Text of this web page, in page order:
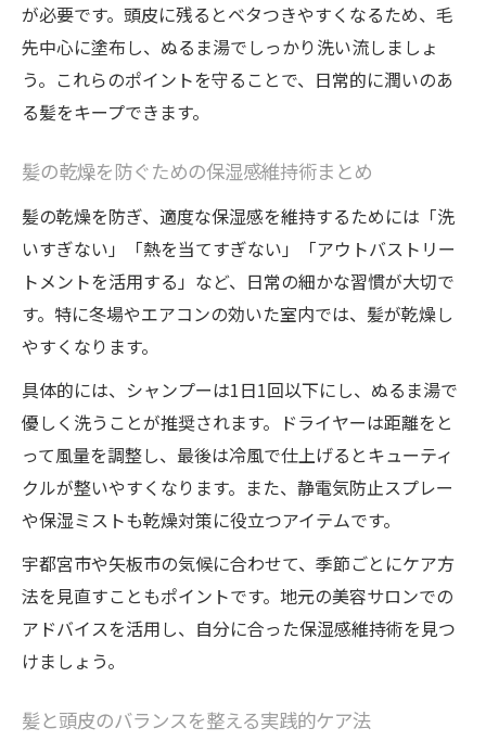
が必要です。頭皮に残るとベタつきやすくなるため、毛
先中心に塗布し、ぬるま湯でしっかり洗い流しましょ
う。これらのポイントを守ることで、日常的に潤いのあ
る髪をキープできます。
髪の乾燥を防ぐための保湿感維持術まとめ
髪の乾燥を防ぎ、適度な保湿感を維持するためには「洗
いすぎない」「熱を当てすぎない」「アウトバストリー
トメントを活用する」など、日常の細かな習慣が大切で
す。特に冬場やエアコンの効いた室内では、髪が乾燥し
やすくなります。
具体的には、シャンプーは1日1回以下にし、ぬるま湯で
優しく洗うことが推奨されます。ドライヤーは距離をと
って風量を調整し、最後は冷風で仕上げるとキューティ
クルが整いやすくなります。また、静電気防止スプレー
や保湿ミストも乾燥対策に役立つアイテムです。
宇都宮市や矢板市の気候に合わせて、季節ごとにケア方
法を見直すこともポイントです。地元の美容サロンでの
アドバイスを活用し、自分に合った保湿感維持術を見つ
けましょう。
髪と頭皮のバランスを整える実践的ケア法